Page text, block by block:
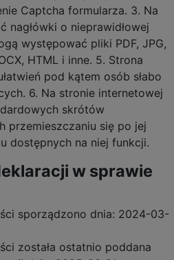
Captcha formularza. 3. Na
nagłówki o nieprawidłowej
występować pliki PDF, JPG,
HTML i inne. 5. Strona
pod kątem osób słabo
6. Na stronie internetowej
skrótów
przemieszczaniu się po jej
dostępnych na niej funkcji.
w sprawie
sporządzono dnia: 2024-03-
została ostatnio poddana